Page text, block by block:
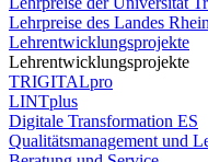
Lehrpreise des Landes
Lehrentwicklungsprojekte
Lehrentwicklungsprojekte
TRIGITALpro
LINTplus
Digitale Transformation ES
Qualitätsmanagement und